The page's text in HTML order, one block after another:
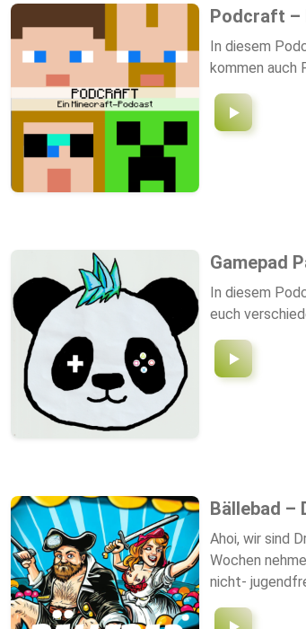
Podcraft –
In diesem
kommen auch
Gamepad
In diesem
euch
Bällebad –
Ahoi, wir sind
Wochen
nicht-